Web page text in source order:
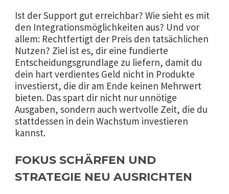
Ist der Support gut erreichbar? Wie sieht es mit
den Integrationsmöglichkeiten aus? Und vor
allem: Rechtfertigt der Preis den tatsächlichen
Nutzen? Ziel ist es, dir eine fundierte
Entscheidungsgrundlage zu liefern, damit du
dein hart verdientes Geld nicht in Produkte
investierst, die dir am Ende keinen Mehrwert
bieten. Das spart dir nicht nur unnötige
Ausgaben, sondern auch wertvolle Zeit, die du
stattdessen in dein Wachstum investieren
kannst.
FOKUS SCHÄRFEN UND
STRATEGIE NEU AUSRICHTEN